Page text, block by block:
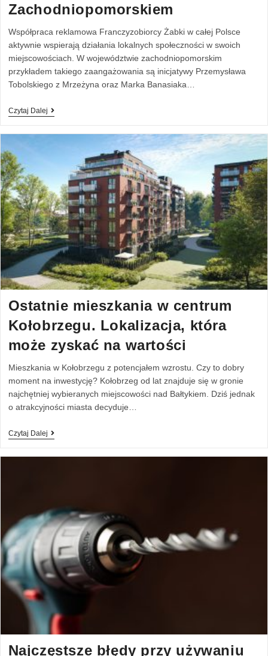
Zachodniopomorskiem
Współpraca reklamowa Franczyzobiorcy Żabki w całej Polsce
aktywnie wspierają działania lokalnych społeczności w swoich
miejscowościach. W województwie zachodniopomorskim
przykładem takiego zaangażowania są inicjatywy Przemysława
Tobolskiego z Mrzeżyna oraz Marka Banasiaka…
Czytaj Dalej
Ostatnie mieszkania w centrum
Kołobrzegu. Lokalizacja, która
może zyskać na wartości
Mieszkania w Kołobrzegu z potencjałem wzrostu. Czy to dobry
moment na inwestycję? Kołobrzeg od lat znajduje się w gronie
najchętniej wybieranych miejscowości nad Bałtykiem. Dziś jednak
o atrakcyjności miasta decyduje…
Czytaj Dalej
Najczęstsze błędy przy używaniu